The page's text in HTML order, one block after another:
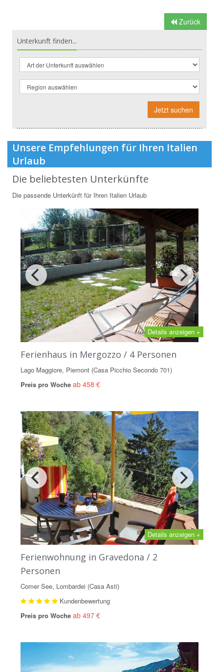
Zurück
Unterkunft finden...
Jetzt suchen
Unsere Empfehlungen für Ihren Italien
Urlaub
Die beliebtesten Unterkünfte
Die passende Unterkünft für Ihren Italien Urlaub
Details anzeigen +
Ferienhaus in Mergozzo / 4 Personen
Lago Maggiore, Piemont (Casa Picchio Secondo 701)
Preis pro Woche ab 458 €
Details anzeigen +
Ferienwohnung in Gravedona / 2
Personen
Comer See, Lombardei (Casa Asti)
Kundenbewertung
Preis pro Woche ab 497 €